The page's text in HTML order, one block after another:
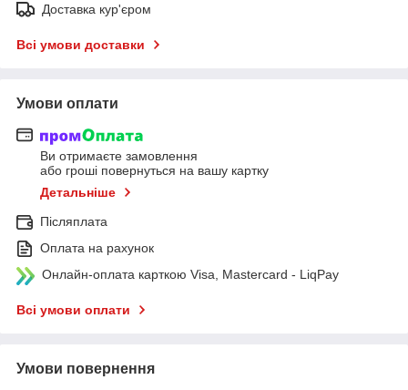
Доставка кур'єром
Всі умови доставки
Умови оплати
Ви отримаєте замовлення
або гроші повернуться на вашу картку
Детальніше
Післяплата
Оплата на рахунок
Онлайн-оплата карткою Visa, Mastercard - LiqPay
Всі умови оплати
Умови повернення